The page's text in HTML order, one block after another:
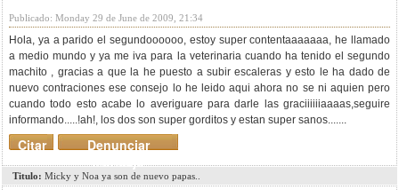
Publicado: Monday 29 de June de 2009, 21:34
Hola, ya a parido el segundoooooo, estoy super contentaaaaaaa, he llamado
a medio mundo y ya me iva para la veterinaria cuando ha tenido el segundo
machito , gracias a que la he puesto a subir escaleras y esto le ha dado de
nuevo contraciones ese consejo lo he leido aqui ahora no se ni aquien pero
cuando todo esto acabe lo averiguare para darle las graciiiiiiaaaas,seguire
informando.....!ah!, los dos son super gorditos y estan super sanos.......
Denunciar
mensaje
Citar
Titulo: Micky y Noa ya son de nuevo papas..